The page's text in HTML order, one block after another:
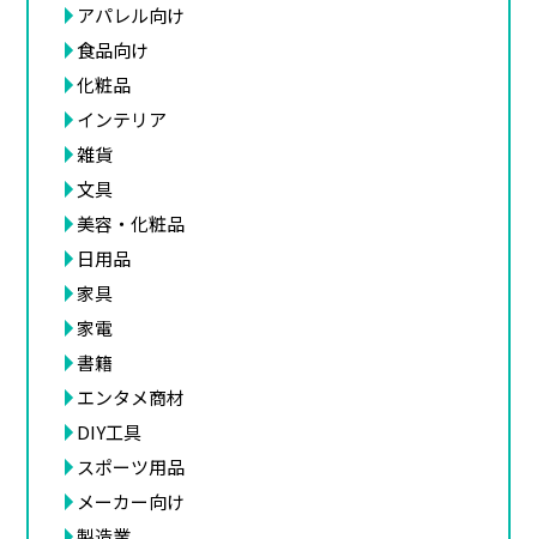
アパレル向け
食品向け
化粧品
インテリア
雑貨
文具
美容・化粧品
日用品
家具
家電
書籍
エンタメ商材
DIY工具
スポーツ用品
メーカー向け